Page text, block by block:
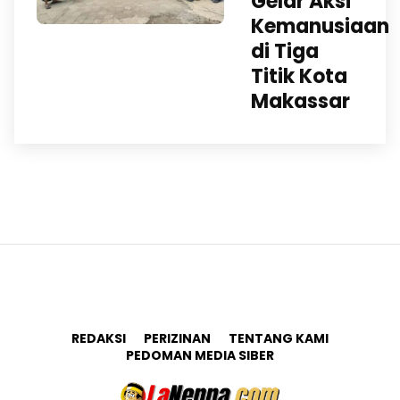
Kemanusiaan
di Tiga
Titik Kota
Makassar
REDAKSI PERIZINAN
TENTANG KAMI
PEDOMAN MEDIA SIBER